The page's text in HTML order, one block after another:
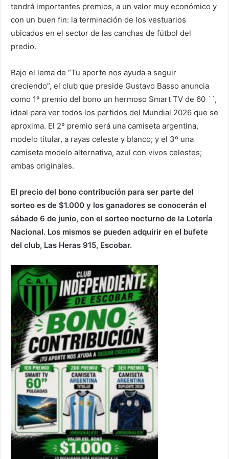
tendrá importantes premios, a un valor muy económico y
con un buen fin: la terminación de los vestuarios
ubicados en el sector de las canchas de fútbol del
predio.
Bajo el lema de “Tu aporte nos ayuda a seguir
creciendo”, el club que preside Gustavo Basso anuncia
como 1º premio del bono un hermoso Smart TV de 60 ´´,
ideal para ver todos los partidos del Mundial 2026 que se
aproxima. El 2º premio será una camiseta argentina,
modelo titular, a rayas celeste y blanco; y el 3º una
camiseta modelo alternativa, azul con vivos celestes;
ambas originales.
El precio del bono contribución para ser parte del
sorteo es de $1.000 y los ganadores se conocerán el
sábado 6 de junio, con el sorteo nocturno de la Lotería
Nacional. Los mismos se pueden adquirir en el bufete
del club, Las Heras 915, Escobar.